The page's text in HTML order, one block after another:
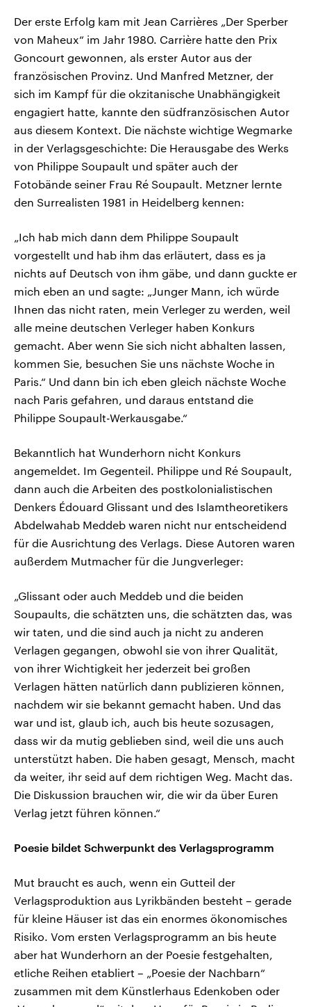
Der erste Erfolg kam mit Jean Carrières „Der Sperber
von Maheux“ im Jahr 1980. Carrière hatte den Prix
Goncourt gewonnen, als erster Autor aus der
französischen Provinz. Und Manfred Metzner, der
sich im Kampf für die okzitanische Unabhängigkeit
engagiert hatte, kannte den südfranzösischen Autor
aus diesem Kontext. Die nächste wichtige Wegmarke
in der Verlagsgeschichte: Die Herausgabe des Werks
von Philippe Soupault und später auch der
Fotobände seiner Frau Ré Soupault. Metzner lernte
den Surrealisten 1981 in Heidelberg kennen:
„Ich hab mich dann dem Philippe Soupault
vorgestellt und hab ihm das erläutert, dass es ja
nichts auf Deutsch von ihm gäbe, und dann guckte er
mich eben an und sagte: „Junger Mann, ich würde
Ihnen das nicht raten, mein Verleger zu werden, weil
alle meine deutschen Verleger haben Konkurs
gemacht. Aber wenn Sie sich nicht abhalten lassen,
kommen Sie, besuchen Sie uns nächste Woche in
Paris.“ Und dann bin ich eben gleich nächste Woche
nach Paris gefahren, und daraus entstand die
Philippe Soupault-Werkausgabe.“
Bekanntlich hat Wunderhorn nicht Konkurs
angemeldet. Im Gegenteil. Philippe und Ré Soupault,
dann auch die Arbeiten des postkolonialistischen
Denkers Édouard Glissant und des Islamtheoretikers
Abdelwahab Meddeb waren nicht nur entscheidend
für die Ausrichtung des Verlags. Diese Autoren waren
außerdem Mutmacher für die Jungverleger:
„Glissant oder auch Meddeb und die beiden
Soupaults, die schätzten uns, die schätzten das, was
wir taten, und die sind auch ja nicht zu anderen
Verlagen gegangen, obwohl sie von ihrer Qualität,
von ihrer Wichtigkeit her jederzeit bei großen
Verlagen hätten natürlich dann publizieren können,
nachdem wir sie bekannt gemacht haben. Und das
war und ist, glaub ich, auch bis heute sozusagen,
dass wir da mutig geblieben sind, weil die uns auch
unterstützt haben. Die haben gesagt, Mensch, macht
da weiter, ihr seid auf dem richtigen Weg. Macht das.
Die Diskussion brauchen wir, die wir da über Euren
Verlag jetzt führen können.“
Poesie bildet Schwerpunkt des Verlagsprogramm
Mut braucht es auch, wenn ein Gutteil der
Verlagsproduktion aus Lyrikbänden besteht – gerade
für kleine Häuser ist das ein enormes ökonomisches
Risiko. Vom ersten Verlagsprogramm an bis heute
aber hat Wunderhorn an der Poesie festgehalten,
etliche Reihen etabliert – „Poesie der Nachbarn“
zusammen mit dem Künstlerhaus Edenkoben oder